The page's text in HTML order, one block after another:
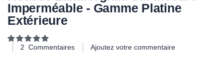
Imperméable - Gamme Platine
Extérieure
Notation:
100
2 Commentaires Ajoutez votre commentaire